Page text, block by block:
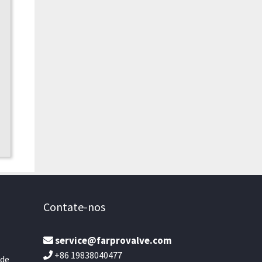
Contate-nos
service@farprovalve.com
+86 19838040477